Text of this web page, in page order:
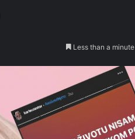
Less than a minute